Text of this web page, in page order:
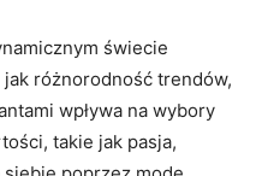
świecie
różnorodność trendów,
wpływa na wybory
takie jak pasja,